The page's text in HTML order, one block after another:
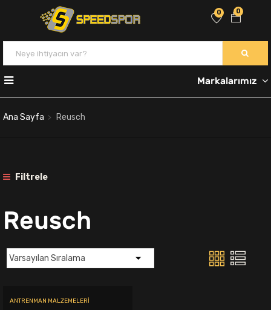
0
0
Markalarımız
Ana Sayfa Reusch
Filtrele
Reusch
ANTRENMAN MALZEMELERI